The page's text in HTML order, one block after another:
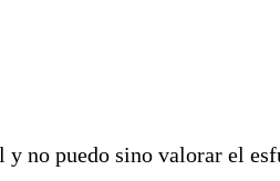
no puedo sino valorar el